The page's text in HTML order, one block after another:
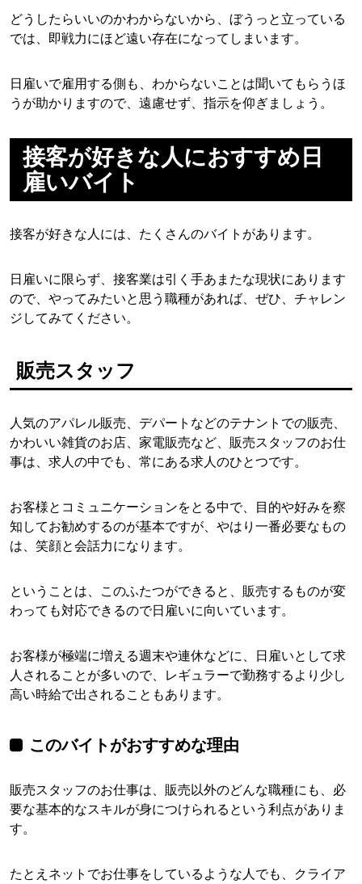
どうしたらいいのかわからないから、ぼうっと立っている
では、即戦力にほど遠い存在になってしまいます。
日雇いで雇用する側も、わからないことは聞いてもらうほ
うが助かりますので、遠慮せず、指示を仰ぎましょう。
接客が好きな人におすすめ日
雇いバイト
接客が好きな人には、たくさんのバイトがあります。
日雇いに限らず、接客業は引く手あまたな現状にあります
ので、やってみたいと思う職種があれば、ぜひ、チャレン
ジしてみてください。
販売スタッフ
人気のアパレル販売、デパートなどのテナントでの販売、
かわいい雑貨のお店、家電販売など、販売スタッフのお仕
事は、求人の中でも、常にある求人のひとつです。
お客様とコミュニケーションをとる中で、目的や好みを察
知してお勧めするのが基本ですが、やはり一番必要なもの
は、笑顔と会話力になります。
ということは、このふたつができると、販売するものが変
わっても対応できるので日雇いに向いています。
お客様が極端に増える週末や連休などに、日雇いとして求
人されることが多いので、レギュラーで勤務するより少し
高い時給で出されることもあります。
このバイトがおすすめな理由
販売スタッフのお仕事は、販売以外のどんな職種にも、必
要な基本的なスキルが身につけられるという利点がありま
す。
たとえネットでお仕事をしているような人でも、クライア